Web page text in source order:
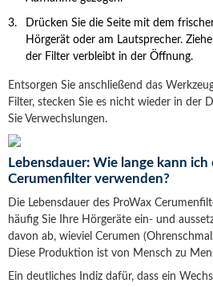
Drücken Sie die Seite mit dem
Hörgerät oder am Lautsprecher.
der Filter verbleibt in der Öffnung.
Entsorgen Sie anschließend das
Filter, stecken Sie es nicht wieder in der
Sie Verwechslungen.
Lebensdauer: Wie lange kann
Cerumenfilter verwenden?
Die Lebensdauer des ProWax
häufig Sie Ihre Hörgeräte ein- und
davon ab, wieviel Cerumen
Diese Produktion ist von Mensch zu
Ein deutliches Indiz dafür, dass ein